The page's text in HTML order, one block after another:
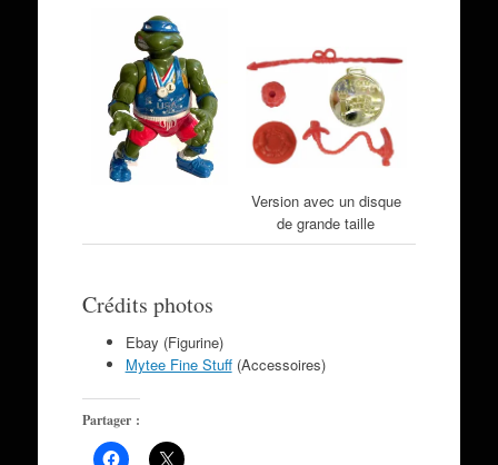
Version avec un disque
de grande taille
Crédits photos
Ebay (Figurine)
Mytee Fine Stuff(Accessoires)
Partager :